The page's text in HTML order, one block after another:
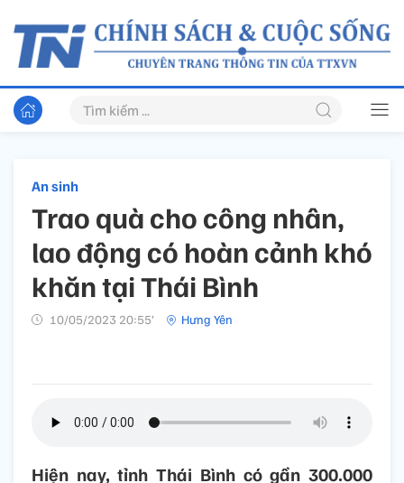
An sinh
Trao quà cho công nhân,
lao động có hoàn cảnh khó
khăn tại Thái Bình
10/05/2023 20:55’ Hưng Yên
Hiện nay, tỉnh Thái Bình có gần 300.000